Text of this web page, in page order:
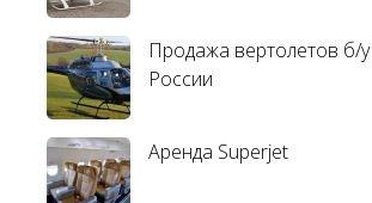
Продажа вертолетов б/
России
Аренда Superjet